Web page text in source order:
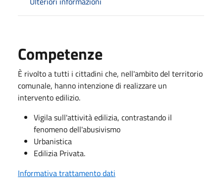
Competenze
È rivolto a tutti i cittadini che, nell'ambito del territorio
comunale, hanno intenzione di realizzare un
intervento edilizio.
Vigila sull'attività edilizia, contrastando il
fenomeno dell'abusivismo
Urbanistica
Edilizia Privata.
Informativa trattamento dati